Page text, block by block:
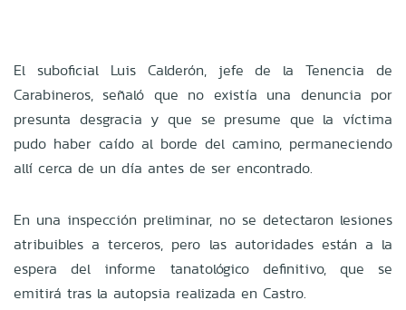
El suboficial Luis Calderón, jefe de la Tenencia de
Carabineros, señaló que no existía una denuncia por
presunta desgracia y que se presume que la víctima
pudo haber caído al borde del camino, permaneciendo
allí cerca de un día antes de ser encontrado.
En una inspección preliminar, no se detectaron lesiones
atribuibles a terceros, pero las autoridades están a la
espera del informe tanatológico definitivo, que se
emitirá tras la autopsia realizada en Castro.